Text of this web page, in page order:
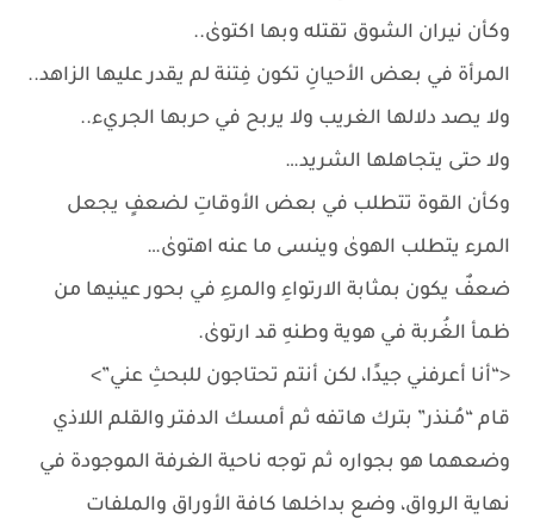
وكأن نيران الشوق تقتله وبها اكتوىٰ..
المرأة في بعض الأحيانِ تكون فِتنة لم يقدر عليها الزاهد..
ولا يصد دلالها الغريب ولا يربح في حربها الجريء..
ولا حتى يتجاهلها الشريد…
وكأن القوة تتطلب في بعض الأوقاتِ لضعفٍ يجعل
المرء يتطلب الهوىٰ وينسى ما عنه اهتوىٰ…
ضعفٌ يكون بمثابة الارتواءِ والمرءِ في بحور عينيها من
ظمأ الغُربة في هوية وطنهِ قد ارتوىٰ.
<“أنا أعرفني جيدًا، لكن أنتم تحتاجون للبحثِ عني”>
قام “مُـنذر” بترك هاتفه ثم أمسك الدفتر والقلم اللاذي
وضعهما هو بجواره ثم توجه ناحية الغرفة الموجودة في
نهاية الرواق، وضع بداخلها كافة الأوراق والملفات